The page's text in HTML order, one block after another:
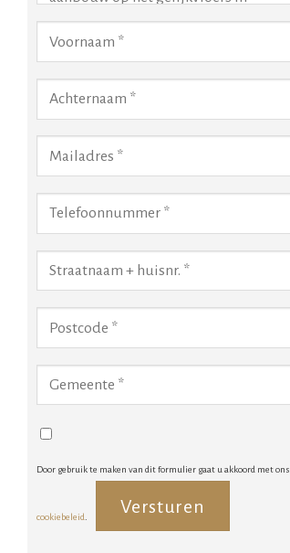
Door gebruik te maken van dit formulier gaat u akkoord met ons
cookiebeleid